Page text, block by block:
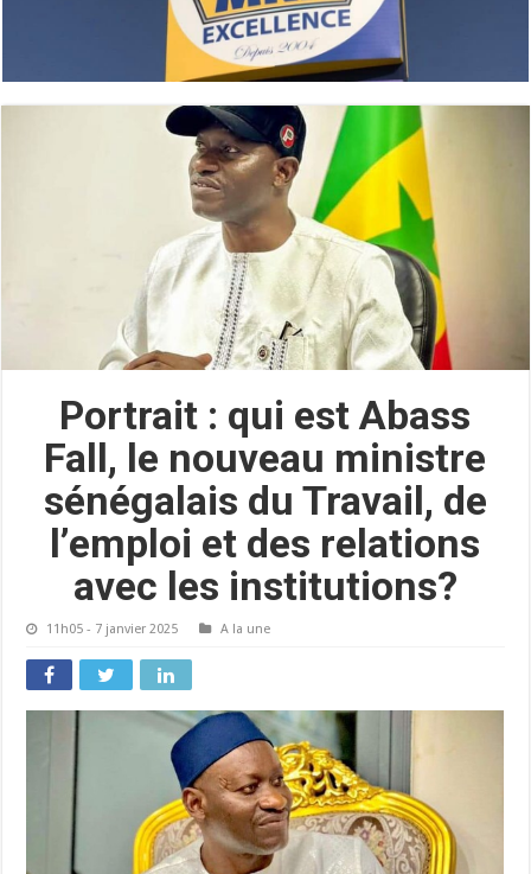
Portrait : qui est Abass
Fall, le nouveau ministre
sénégalais du Travail, de
l’emploi et des relations
avec les institutions?
11h05 - 7 janvier 2025 A la une